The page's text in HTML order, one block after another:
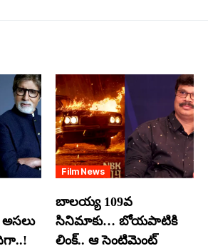
Film News
బాలయ్య 109వ
సినిమాకు… బోయపాటికి
లింక్.. ఆ సెంటిమెంట్